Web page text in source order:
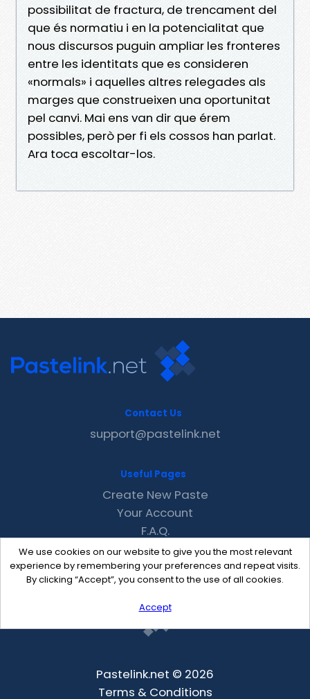
possibilitat de fractura, de trencament del
que és normatiu i en la potencialitat que
nous discursos puguin ampliar les fronteres
entre les identitats que es consideren
«normals» i aquelles altres relegades als
marges que construeixen una oportunitat
pel canvi. Mai ens van dir que érem
possibles, però per fi els cossos han parlat.
Ara toca escoltar-los.
We use cookies on our website to give you the most relevant
experience by remembering your preferences and repeat visits.
By clicking “Accept”, you consent to the use of all cookies.
Accept
Contact Us
support@pastelink.net
Useful Pages
Create New Paste
Your Account
F.A.Q.
Recent
Contact
Pastelink.net © 2026
Terms & Conditions